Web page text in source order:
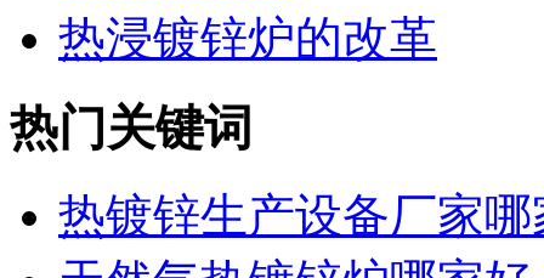
热浸镀锌炉的改革
热门关键词
热镀锌生产设备厂家哪